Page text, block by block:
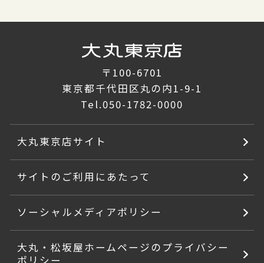
〒100-6701
東京都千代田区丸の内1-9-1
Tel.050-1782-0000
大丸東京店サイト
サイトのご利用にあたって
ソーシャルメディアポリシー
大丸・松坂屋ホームページのプライバシー